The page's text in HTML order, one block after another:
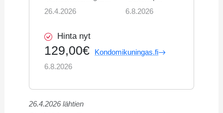
26.4.2026
6.8.2026
Hinta nyt
129,00€
Kondomikuningas.fi
6.8.2026
26.4.2026 lähtien